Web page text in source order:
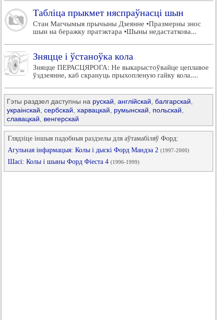
Табліца прыкмет няспраўнасці шын
Стан Магчымыя прычыны Дзеянне •Празмерны знос
шын на беражку пратэктара •Шыны недастаткова...
Зняцце і ўстаноўка кола
Зняцце ПЕРАСЦЯРОГА: Не выкарыстоўвайце цеплавое
ўздзеянне, каб скрануць прыхопленую гайку кола....
Гэты раздзел даступны на рускай англійскай балгарскай
украінскай сербскай харвацкай румынскай польскай
славацкай
венгерскай
Глядзіце іншыя падобныя раздзелы для аўтамабіляў Форд:
Агульная інфармацыя: Колы і дыскі Форд Мандэа 2 (1997-2000)
Шасі: Колы і шыны Форд Фіеста 4 (1996-1999)